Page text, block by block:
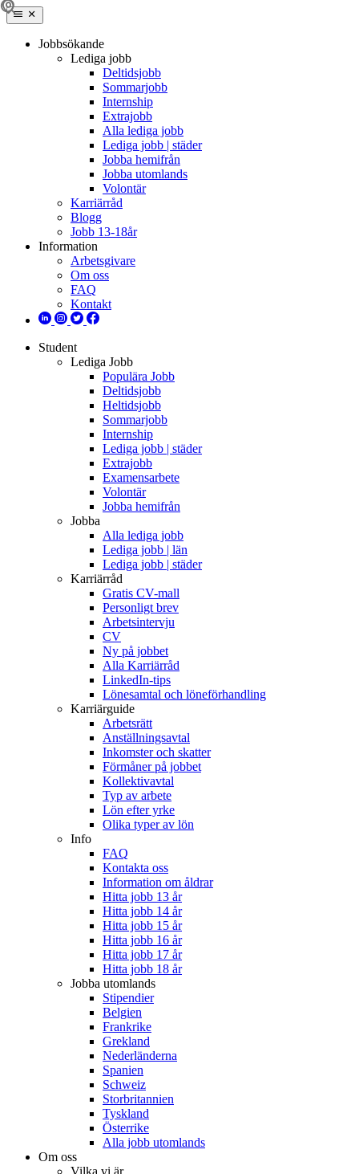
Jobbsökande
Lediga jobb
Deltidsjobb
Sommarjobb
Internship
Extrajobb
Alla lediga jobb
Lediga jobb | städer
Jobba hemifrån
Jobba utomlands
Volontär
Karriärråd
Blogg
Jobb 13-18år
Information
Arbetsgivare
Om oss
FAQ
Kontakt
Student
Lediga Jobb
Populära Jobb
Deltidsjobb
Heltidsjobb
Sommarjobb
Internship
Lediga jobb | städer
Extrajobb
Examensarbete
Volontär
Jobba hemifrån
Jobba
Alla lediga jobb
Lediga jobb | län
Lediga jobb | städer
Karriärråd
Gratis CV-mall
Personligt brev
Arbetsintervju
CV
Ny på jobbet
Alla Karriärråd
LinkedIn-tips
Lönesamtal och löneförhandling
Karriärguide
Arbetsrätt
Anställningsavtal
Inkomster och skatter
Förmåner på jobbet
Kollektivavtal
Typ av arbete
Lön efter yrke
Olika typer av lön
Info
FAQ
Kontakta oss
Information om åldrar
Hitta jobb 13 år
Hitta jobb 14 år
Hitta jobb 15 år
Hitta jobb 16 år
Hitta jobb 17 år
Hitta jobb 18 år
Jobba utomlands
Stipendier
Belgien
Frankrike
Grekland
Nederländerna
Spanien
Schweiz
Storbritannien
Tyskland
Österrike
Alla jobb utomlands
Om oss
Vilka vi är